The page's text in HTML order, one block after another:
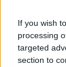
If you wish
processing
targeted
section to